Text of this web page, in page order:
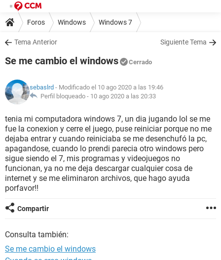
Foros Windows Windows 7
Tema Anterior Siguiente Tema
Se me cambio el windows Cerrado
sebaslrd - Modificado el 10 ago 2020 a las 19:46
Perfil bloqueado - 10 ago 2020 a las 20:33
tenia mi computadora windows 7, un dia jugando lol se me
fue la conexion y cerre el juego, puse reiniciar porque no me
dejaba entrar y cuando reiniciaba se me desenchufó la pc,
apagandose, cuando lo prendi parecia otro windows pero
sigue siendo el 7, mis programas y videojuegos no
funcionan, ya no me deja descargar cualquier cosa de
internet y se me eliminaron archivos, que hago ayuda
porfavor!!
Compartir
Consulta también:
Se me cambio el windows